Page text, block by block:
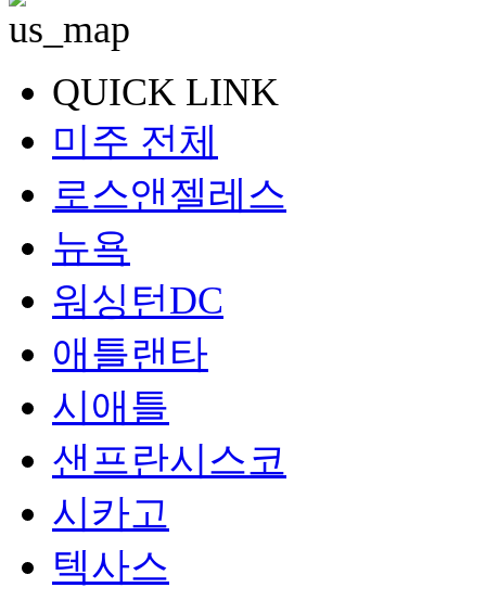
QUICK LINK
미주 전체
로스앤젤레스
뉴욕
워싱턴DC
애틀랜타
시애틀
샌프란시스코
시카고
텍사스